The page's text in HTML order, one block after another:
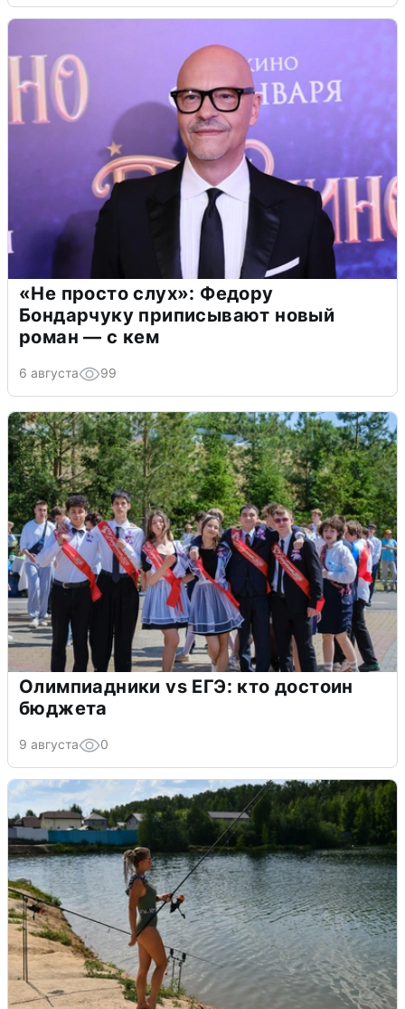
«Не просто слух»: Федору
Бондарчуку приписывают новый
роман — с кем
6 августа 99
Олимпиадники vs ЕГЭ: кто достоин
бюджета
9 августа 0